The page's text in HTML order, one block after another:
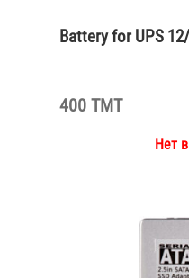
Battery for UPS
400 TMT
Нет